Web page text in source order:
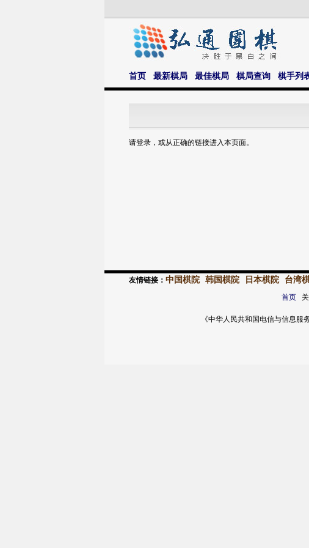
首页 最新棋局 最佳棋局 棋局查询 棋手列
请登录，或从正确的链接进入本页面。
友情链接： 中国棋院 韩国棋院 日本棋院 台湾
首页关
《中华人民共和国电信与信息